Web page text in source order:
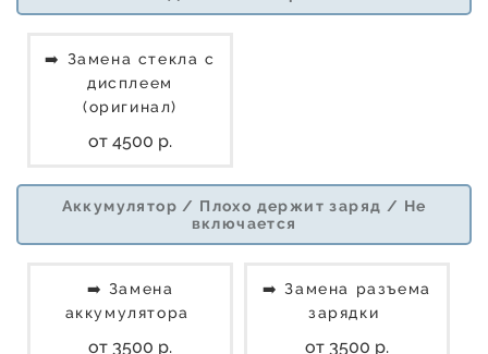
➡️ Замена стекла с
дисплеем
(оригинал)
от 4500 р.
Аккумулятор / Плохо держит заряд / Не
включается
➡️ Замена
аккумулятора
от 3500 р.
➡️ Замена разъема
зарядки
от 3500 р.